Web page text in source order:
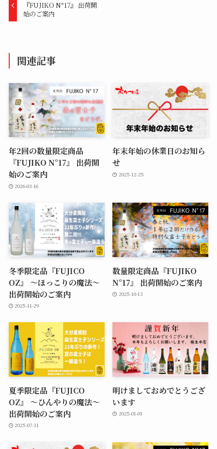
『FUJIKO N°17』 出荷開
始のご案内
関連記事
年2回の数量限定商品
『FUJIKO N°17』 出荷開
始のご案内
2026-03-16
年末年始の休業日のお知ら
せ
2025-12-25
冬季限定品『FUJICO
OZ』 ～ほっこりの魔法～
出荷開始のご案内
2025-11-29
数量限定商品『FUJIKO
N°17』 出荷開始のご案内
2025-10-13
夏季限定品『FUJICO
OZ』 ～ひんやりの魔法～
出荷開始のご案内
2025-07-31
明けましておめでとうござ
います
2025-01-01